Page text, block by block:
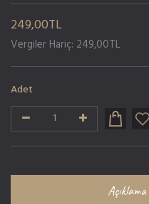
249,00TL
Vergiler Hariç: 249,00TL
Adet
Açıklama